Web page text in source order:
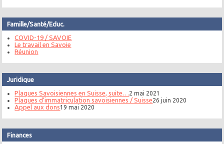
Famille/Santé/Educ.
COVID-19 / SAVOIE
Le travail en Savoie
Réunion
Juridique
Plaques Savoisiennes en Suisse, suite… 2 mai 2021
Plaques d’immatriculation savoisiennes / Suisse26 juin 2020
Appel aux dons19 mai 2020
Finances